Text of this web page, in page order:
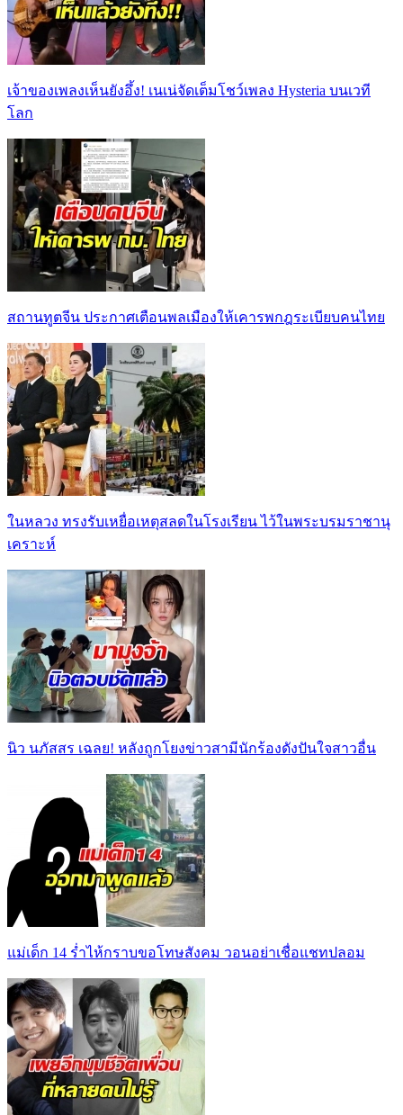
เจ้าของเพลงเห็นยังอึ้ง! เนเน่จัดเต็มโชว์เพลง Hysteria บนเวที
โลก
สถานทูตจีน ประกาศเตือนพลเมืองให้เคารพกฎระเบียบคนไทย
ในหลวง ทรงรับเหยื่อเหตุสลดในโรงเรียน ไว้ในพระบรมราชานุ
เคราะห์
นิว นภัสสร เฉลย! หลังถูกโยงข่าวสามีนักร้องดังปันใจสาวอื่น
แม่เด็ก 14 ร่ำไห้กราบขอโทษสังคม วอนอย่าเชื่อแชทปลอม